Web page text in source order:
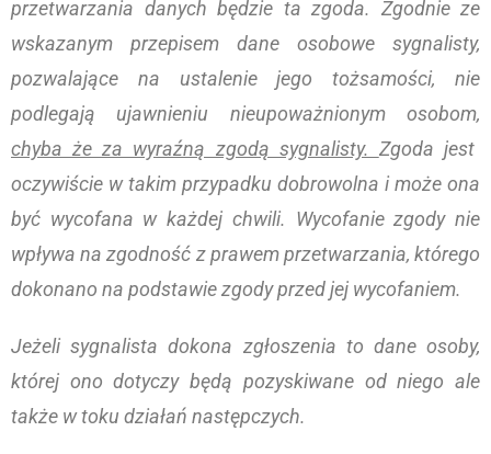
przetwarzania danych będzie ta zgoda. Zgodnie ze
wskazanym przepisem dane osobowe sygnalisty,
pozwalające na ustalenie jego tożsamości, nie
podlegają ujawnieniu nieupoważnionym osobom,
chyba że za wyraźną zgodą sygnalisty. Zgoda jest
oczywiście w takim przypadku dobrowolna i może ona
być wycofana w każdej chwili. Wycofanie zgody nie
wpływa na zgodność z prawem przetwarzania, którego
dokonano na podstawie zgody przed jej wycofaniem.
Jeżeli sygnalista dokona zgłoszenia to dane osoby,
której ono dotyczy będą pozyskiwane od niego ale
także w toku działań następczych.